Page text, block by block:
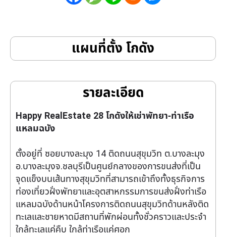
แผนที่ตั้ง โกดัง
รายละเอียด
Happy RealEstate 28 โกดังให้เช่าพัทยา-ท่าเรือ
แหลมฉบัง
ตั้งอยู่ที่ ซอยบางละมุง 14 ติดถนนสุขุมวิท ต.บางละมุง
อ.บางละมุงจ.ชลบุรีเป็นศูนย์กลางของการขนส่งที่เป็น
จุดแข็งบนเส้นทางสุขุมวิทที่สามารถเข้าถึงทั้งธุรกิจการ
ท่องเที่ยวฝั่งพัทยาและอุตสาหกรรมการขนส่งฝั่งท่าเรือ
แหลมฉบังด้านหน้าโครงการติดถนนสุขุมวิทด้านหลังติด
ทะเลและชายหาดมีสถานที่พักผ่อนทั้งชั่วคราวและประจำ
ใกล้ทะเลแค่คืบ ใกล้ท่าเรือแค่ศอก